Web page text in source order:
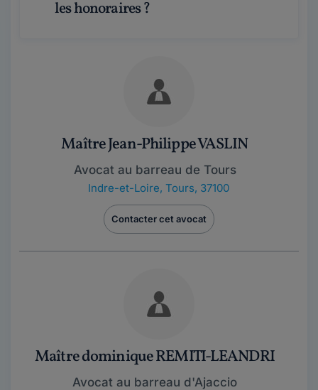
les honoraires ?
Maître Jean-Philippe VASLIN
Avocat au barreau de Tours
Indre-et-Loire, Tours, 37100
Contacter cet avocat
Maître dominique REMITI-LEANDRI
Avocat au barreau d'Ajaccio